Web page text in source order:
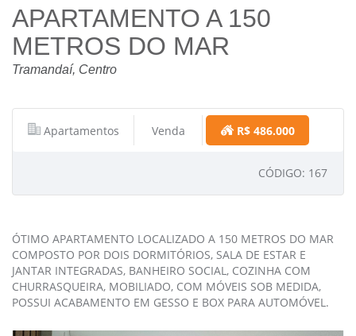
APARTAMENTO A 150
METROS DO MAR
Tramandaí, Centro
Apartamentos Venda R$ 486.000
CÓDIGO: 167
ÓTIMO APARTAMENTO LOCALIZADO A 150 METROS DO MAR
COMPOSTO POR DOIS DORMITÓRIOS, SALA DE ESTAR E
JANTAR INTEGRADAS, BANHEIRO SOCIAL, COZINHA COM
CHURRASQUEIRA, MOBILIADO, COM MÓVEIS SOB MEDIDA,
POSSUI ACABAMENTO EM GESSO E BOX PARA AUTOMÓVEL.